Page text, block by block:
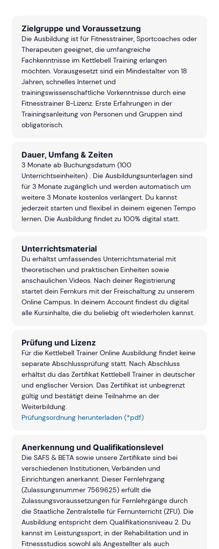
Zielgruppe und Voraussetzung
Die Ausbildung ist für Fitnesstrainer, Sportcoaches oder
Therapeuten geeignet, die umfangreiche
Fachkenntnisse im Kettlebell Training erlangen
möchten. Vorausgesetzt sind ein Mindestalter von 18
Jahren, schnelles Internet und
trainingswissenschaftliche Vorkenntnisse durch eine
Fitnesstrainer B-Lizenz. Erste Erfahrungen in der
Trainingsanleitung von Personen und Gruppen sind
obligatorisch.
Dauer, Umfang & Zeiten
3 Monate ab Buchungsdatum (100
Unterrichtseinheiten) . Die Ausbildungsunterlagen sind
für 3 Monate zugänglich und werden automatisch um
weitere 3 Monate kostenlos verlängert. Du kannst
jederzeit starten und flexibel in deinem eigenen Tempo
lernen. Die Ausbildung findet zu 100% digital statt.
Unterrichtsmaterial
Du erhältst umfassendes Unterrichtsmaterial mit
theoretischen und praktischen Einheiten sowie
anschaulichen Videos. Nach deiner Registrierung
startet dein Fernkurs mit der Freischaltung zu unserem
Online Campus. In deinem Account findest du digital
alle Kursinhalte, die du beliebig oft wiederholen kannst.
Prüfung und Lizenz
Für die Kettlebell Trainer Online Ausbildung findet keine
separate Abschlussprüfung statt. Nach Abschluss
erhältst du das Zertifikat Kettlebell Trainer in deutscher
und englischer Version. Das Zertifikat ist unbegrenzt
gültig und bestätigt deine Teilnahme an der
Weiterbildung.
Prüfungsordnung herunterladen (*pdf)
Anerkennung und Qualifikationslevel
Die SAFS & BETA sowie unsere Zertifikate sind bei
verschiedenen Institutionen, Verbänden und
Einrichtungen anerkannt. Dieser Fernlehrgang
(Zulassungsnummer 7569625) erfüllt die
Zulassungsvoraussetzungen für Fernlehrgänge durch
die Staatliche Zentralstelle für Fernunterricht (ZFU). Die
Ausbildung entspricht dem Qualifikationsniveau 2. Du
kannst im Leistungssport, in der Rehabilitation und in
Fitnessstudios sowohl als Angestellter als auch